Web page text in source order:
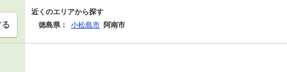
近くのエリアから探す
徳島県：
小松島市 阿南市